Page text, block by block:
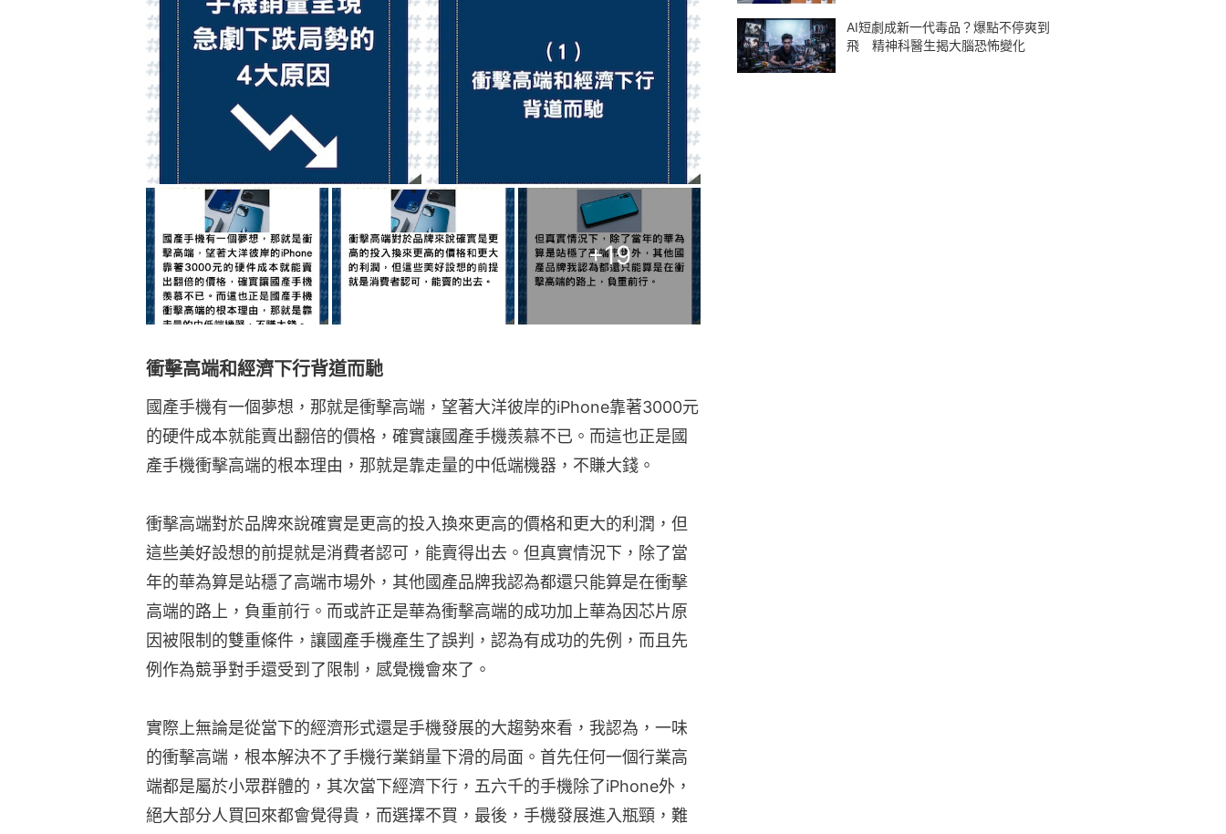
+19
衝擊高端和經濟下行背道而馳
國產手機有一個夢想，那就是衝擊高端，望著大洋彼岸的iPhone靠著3000元
的硬件成本就能賣出翻倍的價格，確實讓國產手機羨慕不已。而這也正是國
產手機衝擊高端的根本理由，那就是靠走量的中低端機器，不賺大錢。
衝擊高端對於品牌來說確實是更高的投入換來更高的價格和更大的利潤，但
這些美好設想的前提就是消費者認可，能賣得出去。但真實情況下，除了當
年的華為算是站穩了高端市場外，其他國產品牌我認為都還只能算是在衝擊
高端的路上，負重前行。而或許正是華為衝擊高端的成功加上華為因芯片原
因被限制的雙重條件，讓國產手機產生了誤判，認為有成功的先例，而且先
例作為競爭對手還受到了限制，感覺機會來了。
實際上無論是從當下的經濟形式還是手機發展的大趨勢來看，我認為，一味
的衝擊高端，根本解決不了手機行業銷量下滑的局面。首先任何一個行業高
端都是屬於小眾群體的，其次當下經濟下行，五六千的手機除了iPhone外，
絕大部分人買回來都會覺得貴，而選擇不買，最後，手機發展進入瓶頸，難
AI短劇成新一代毒品？爆點不停爽到
飛 精神科醫生揭大腦恐怖變化